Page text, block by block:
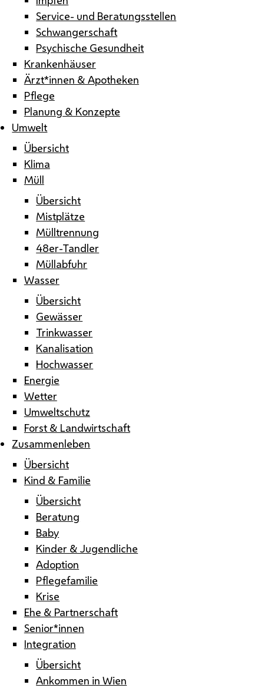
Service- und Beratungsstellen
Schwangerschaft
Psychische Gesundheit
Krankenhäuser
Ärzt*innen & Apotheken
Pflege
Planung & Konzepte
Umwelt
Übersicht
Klima
Müll
Übersicht
Mistplätze
Mülltrennung
48er-Tandler
Müllabfuhr
Wasser
Übersicht
Gewässer
Trinkwasser
Kanalisation
Hochwasser
Energie
Wetter
Umweltschutz
Forst & Landwirtschaft
Zusammenleben
Übersicht
Kind & Familie
Übersicht
Beratung
Baby
Kinder & Jugendliche
Adoption
Pflegefamilie
Krise
Ehe & Partnerschaft
Senior*innen
Integration
Übersicht
Ankommen in Wien